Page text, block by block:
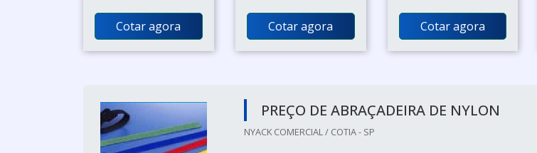
Cotar agora Cotar agora Cotar agora
PREÇO DE ABRAÇADEIRA DE NYLON
NYACK COMERCIAL / COTIA - SP